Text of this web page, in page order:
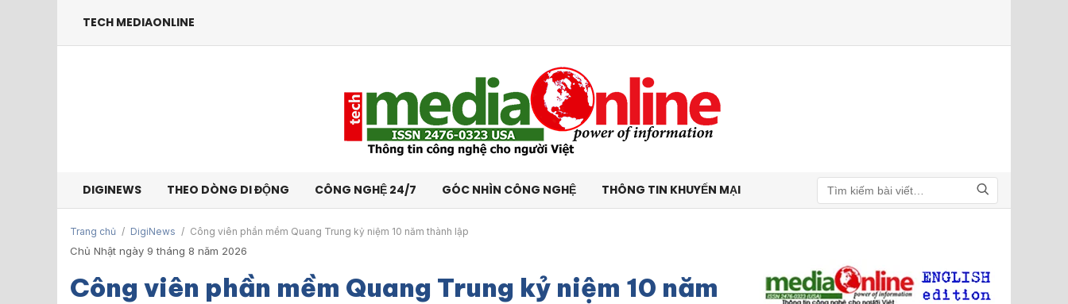
TECH MEDIAONLINE
DIGINEWS THEO DÒNG DI ĐỘNG CÔNG NGHỆ 24/7 GÓC NHÌN CÔNG NGHỆ THÔNG TIN KHUYẾN MẠI
Tìm kiếm
Trang chủ / DigiNews / Công viên phần mềm Quang Trung kỷ niệm 10 năm thành lập
Chủ Nhật ngày 9 tháng 8 năm 2026
Công viên phần mềm Quang Trung kỷ niệm 10 năm